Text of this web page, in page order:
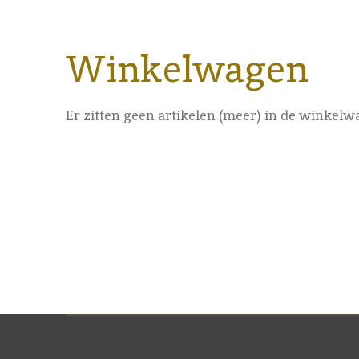
Winkelwagen
Er zitten geen artikelen (meer) in de